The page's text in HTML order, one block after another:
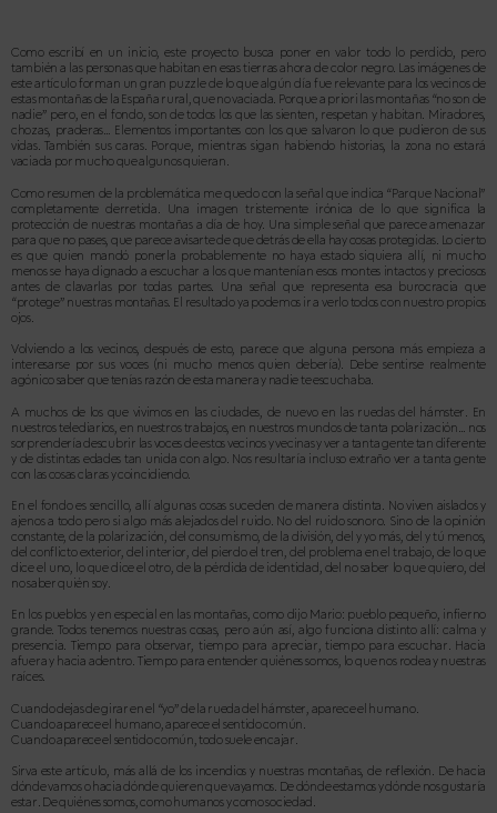
Como escribí en un inicio, este proyecto busca poner en valor todo lo perdido, pero
también a las personas que habitan en esas tierras ahora de color negro. Las imágenes de
este artículo forman un gran puzzle de lo que algún día fue relevante para los vecinos de
estas montañas de la España rural, que no vaciada. Porque a priori las montañas “no son de
nadie” pero, en el fondo, son de todos los que las sienten, respetan y habitan. Miradores,
chozas, praderas… Elementos importantes con los que salvaron lo que pudieron de sus
vidas. También sus caras. Porque, mientras sigan habiendo historias, la zona no estará
vaciada por mucho que algunos quieran.
Como resumen de la problemática me quedo con la señal que indica “Parque Nacional”
completamente derretida. Una imagen tristemente irónica de lo que significa la
protección de nuestras montañas a día de hoy. Una simple señal que parece amenazar
para que no pases, que parece avisarte de que detrás de ella hay cosas protegidas. Lo cierto
es que quien mandó ponerla probablemente no haya estado siquiera allí, ni mucho
menos se haya dignado a escuchar a los que mantenían esos montes intactos y preciosos
antes de clavarlas por todas partes. Una señal que representa esa burocracia que
“protege” nuestras montañas. El resultado ya podemos ir a verlo todos con nuestro propios
ojos.
Volviendo a los vecinos, después de esto, parece que alguna persona más empieza a
interesarse por sus voces (ni mucho menos quien debería). Debe sentirse realmente
agónico saber que tenías razón de esta manera y nadie te escuchaba.
A muchos de los que vivimos en las ciudades, de nuevo en las ruedas del hámster. En
nuestros telediarios, en nuestros trabajos, en nuestros mundos de tanta polarización… nos
sorprendería descubrir las voces de estos vecinos y vecinas y ver a tanta gente tan diferente
y de distintas edades tan unida con algo. Nos resultaría incluso extraño ver a tanta gente
con las cosas claras y coincidiendo.
En el fondo es sencillo, allí algunas cosas suceden de manera distinta. No viven aislados y
ajenos a todo pero si algo más alejados del ruido. No del ruido sonoro. Sino de la opinión
constante, de la polarización, del consumismo, de la división, del y yo más, del y tú menos,
del conflicto exterior, del interior, del pierdo el tren, del problema en el trabajo, de lo que
dice el uno, lo que dice el otro, de la pérdida de identidad, del no saber lo que quiero, del
no saber quién soy.
En los pueblos y en especial en las montañas, como dijo Mario: pueblo pequeño, infierno
grande. Todos tenemos nuestras cosas, pero aún así, algo funciona distinto allí: calma y
presencia. Tiempo para observar, tiempo para apreciar, tiempo para escuchar. Hacia
afuera y hacia adentro. Tiempo para entender quiénes somos, lo que nos rodea y nuestras
raíces.
Cuando dejas de girar en el “yo” de la rueda del hámster, aparece el humano.
Cuando aparece el humano, aparece el sentido común.
Cuando aparece el sentido común, todo suele encajar.
Sirva este artículo, más allá de los incendios y nuestras montañas, de reflexión. De hacia
dónde vamos o hacia dónde quieren que vayamos. De dónde estamos y dónde nos gustaría
estar. De quiénes somos, como humanos y como sociedad.